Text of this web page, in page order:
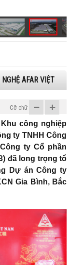
AFAR VIỆT
Cỡ chữ
Khu công nghiệp
ty TNHH Công
ty Cổ phần
đã long trọng tổ
Dự án Công ty
Gia Bình, Bắc